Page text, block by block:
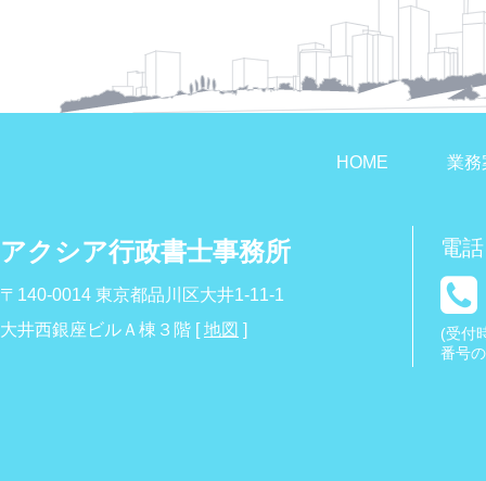
HOME 業務
アクシア行政書士事務所
〒140-0014 東京都品川区大井1-11-1
大井西銀座ビルＡ棟３階 [地図 ]
電
(受付
番号